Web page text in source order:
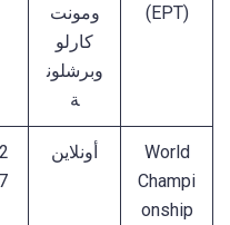
(EPT)
ومونت
كارلو
وبرشلون
ة
World
Champi
onship
أونلاين